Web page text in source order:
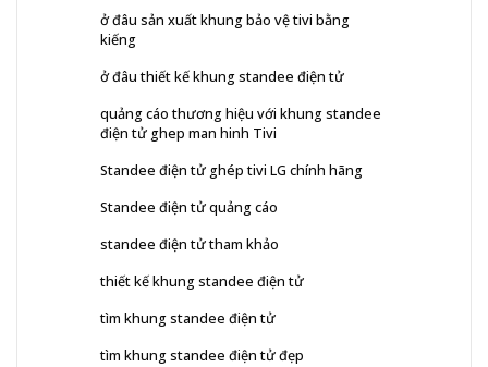
ở đâu sản xuất khung bảo vệ tivi bằng
kiếng
ở đâu thiết kế khung standee điện tử
quảng cáo thương hiệu với khung standee
điện tử ghep man hinh Tivi
Standee điện tử ghép tivi LG chính hãng
Standee điện tử quảng cáo
standee điện tử tham khảo
thiết kế khung standee điện tử
tìm khung standee điện tử
tìm khung standee điện tử đẹp